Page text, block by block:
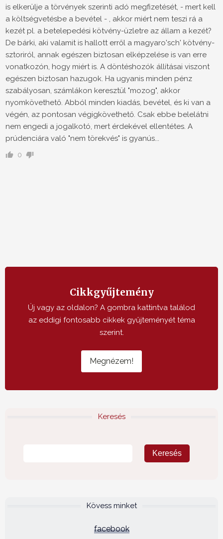
is elkerülje a törvények szerinti adó megfizetését, - mert kell
a költségvetésbe a bevétel - , akkor miért nem teszi rá a
kezét pl. a betelepedési kötvény-üzletre az állam a kezét?
De bárki, aki valamit is hallott erről a magyaro'sch' kötvény-
sztoriról, annak egészen biztosan elképzelése is van erre
vonatkozón, hogy miért is. A döntéshozók állításai viszont
egészen biztosan hazugok. Ha ugyanis minden pénz
szabályosan, számlákon keresztül "mozog", akkor
nyomkövethető. Abból minden kiadás, bevétel, és ki van a
végén, az pontosan végigkövethető. Csak ebbe belelátni
nem engedi a jogalkotó, mert érdekével ellentétes. A
prúdenciára való "nem törekvés" is gyanús...
0
Cikkgyűjtemény
Új vagy az oldalon? A gombra kattintva találod
az eddigi fontosabb cikkek gyűjteményét téma
szerint.
Megnézem!
Keresés
Kövess minket
facebook